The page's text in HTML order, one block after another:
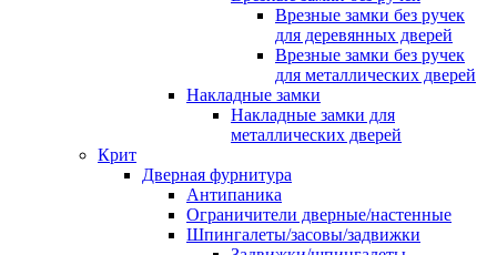
Врезные замки без ручек
для деревянных дверей
Врезные замки без ручек
для металлических дверей
Накладные замки
Накладные замки для
металлических дверей
Крит
Дверная фурнитура
Антипаника
Ограничители дверные/настенные
Шпингалеты/засовы/задвижки